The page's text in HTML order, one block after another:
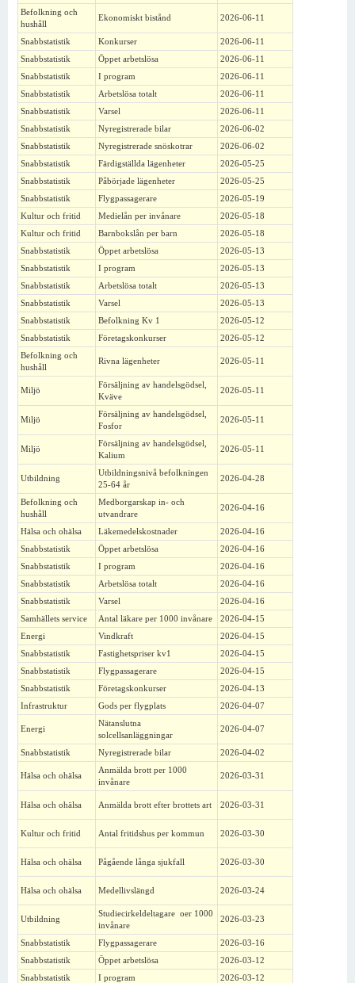
Befolkning och
hushåll
Ekonomiskt bistånd 2026-06-11
Snabbstatistik Konkurser
2026-06-11
Snabbstatistik
Öppet arbetslösa
2026-06-11
Snabbstatistik
I program
2026-06-11
Snabbstatistik
Arbetslösa totalt
2026-06-11
Snabbstatistik
Varsel
2026-06-11
Snabbstatistik
Nyregistrerade bilar
2026-06-02
Snabbstatistik
Nyregistrerade snöskotrar
2026-06-02
Snabbstatistik
Färdigställda lägenheter
2026-05-25
Snabbstatistik
Påbörjade lägenheter
2026-05-25
Snabbstatistik
Flygpassagerare
2026-05-19
Kultur och fritid
Medielån per invånare
2026-05-18
Kultur och fritid
Barnbokslån per barn
2026-05-18
Snabbstatistik
Öppet arbetslösa
2026-05-13
Snabbstatistik
I program
2026-05-13
Snabbstatistik
Arbetslösa totalt
2026-05-13
Snabbstatistik
Varsel
2026-05-13
Snabbstatistik
Befolkning Kv 1
2026-05-12
Snabbstatistik
Företagskonkurser
2026-05-12
Befolkning och
hushåll
Rivna lägenheter 2026-05-11
Miljö
Försäljning av handelsgödsel,
Kväve
2026-05-11
Miljö
Försäljning av handelsgödsel,
Fosfor
2026-05-11
Miljö
Försäljning av handelsgödsel,
Kalium
2026-05-11
Utbildning
Utbildningsnivå befolkningen
25-64 år
2026-04-28
Befolkning och
hushåll
Medborgarskap in- och
utvandrare
2026-04-16
Hälsa och ohälsa Läkemedelskostnader
2026-04-16
Snabbstatistik
Öppet arbetslösa
2026-04-16
Snabbstatistik
I program
2026-04-16
Snabbstatistik
Arbetslösa totalt
2026-04-16
Snabbstatistik
Varsel
2026-04-16
Samhällets service
Antal läkare per 1000 invånare
2026-04-15
Energi
Vindkraft
2026-04-15
Snabbstatistik
Fastighetspriser kv1
2026-04-15
Snabbstatistik
Flygpassagerare
2026-04-15
Snabbstatistik
Företagskonkurser
2026-04-13
Infrastruktur
Gods per flygplats 2026-04-07
Energi
Nätanslutna
solcellsanläggningar
2026-04-07
Snabbstatistik Nyregistrerade bilar 2026-04-02
Hälsa och ohälsa
Anmälda brott per 1000
invånare
2026-03-31
Hälsa och ohälsa Anmälda brott efter brottets art 2026-03-31
Kultur och fritid Antal fritidshus per kommun 2026-03-30
Hälsa och ohälsa Pågående långa sjukfall 2026-03-30
Hälsa och ohälsa Medellivslängd 2026-03-24
Utbildning
Studiecirkeldeltagare oer 1000
invånare
2026-03-23
Snabbstatistik Flygpassagerare
2026-03-16
Snabbstatistik
Öppet arbetslösa
2026-03-12
Snabbstatistik
I program
2026-03-12